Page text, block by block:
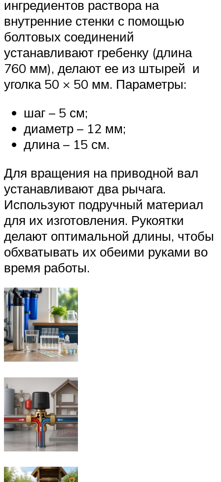
ингредиентов раствора на
внутренние стенки с помощью
болтовых соединений
устанавливают гребенку (длина
760 мм), делают ее из штырей и
уголка 50 × 50 мм. Параметры:
шаг – 5 см;
диаметр – 12 мм;
длина – 15 см.
Для вращения на приводной вал
устанавливают два рычага.
Используют подручный материал
для их изготовления. Рукоятки
делают оптимальной длины, чтобы
обхватывать их обеими руками во
время работы.